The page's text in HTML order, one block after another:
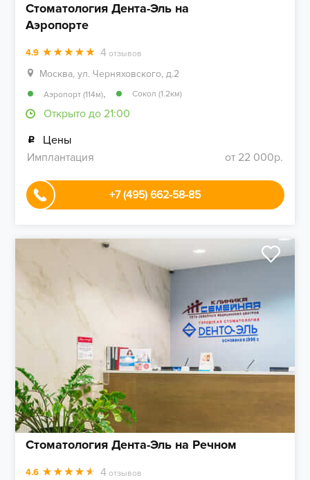
Стоматология Дента-Эль на
Аэропорте
4.9 4 отзывов
Москва, ул. Черняховского, д.2
Аэропорт (114м), Сокол (1.2км)
Открыто до 21:00
Цены
Имплантация
от 22 000р.
+7 (495) 662-58-85
Стоматология Дента-Эль на Речном
4.6 4 отзывов